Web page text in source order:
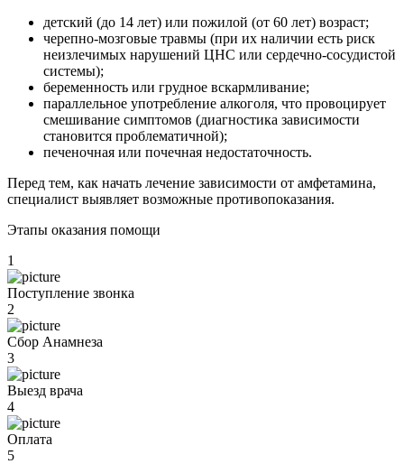
детский (до 14 лет) или пожилой (от 60 лет) возраст;
черепно-мозговые травмы (при их наличии есть риск
неизлечимых нарушений ЦНС или сердечно-сосудистой
системы);
беременность или грудное вскармливание;
параллельное употребление алкоголя, что провоцирует
смешивание симптомов (диагностика зависимости
становится проблематичной);
печеночная или почечная недостаточность.
Перед тем, как начать лечение зависимости от амфетамина,
специалист выявляет возможные противопоказания.
Этапы оказания помощи
1
Поступление звонка
2
Сбор Анамнеза
3
Выезд врача
4
Оплата
5